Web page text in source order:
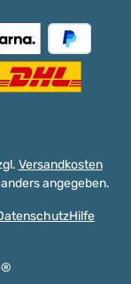
Versandkosten
angegeben.
Hilfe